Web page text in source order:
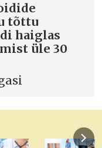
tõttu
haiglas
üle 30